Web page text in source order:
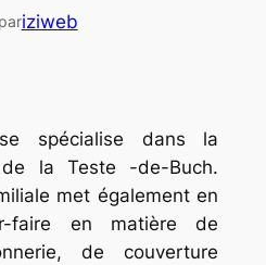
iziweb
se spécialise dans la
la Teste -de-Buch.
met également en
faire en matière de
de couverture